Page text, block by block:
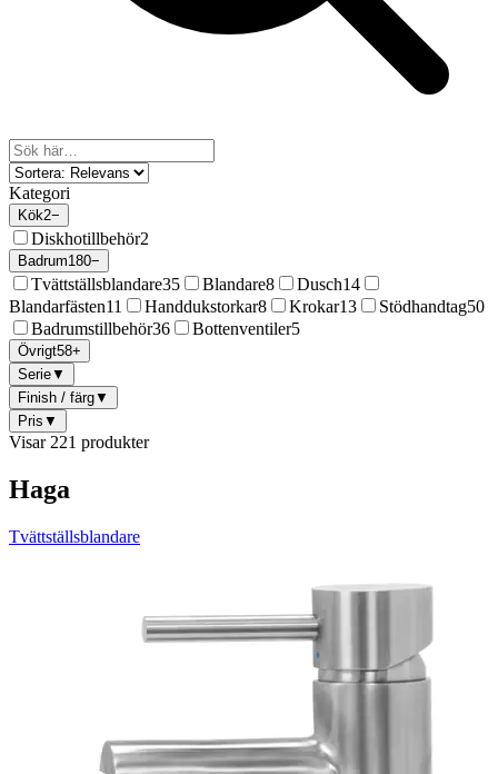
Kategori
Kök2−
Diskhotillbehör2
Badrum180−
Tvättställsblandare35 Blandare8 Dusch14
Blandarfästen11 Handdukstorkar8 Krokar13 Stödhandtag50
Badrumstillbehör36 Bottenventiler5
Övrigt58+
Serie▼
Finish / färg▼
Pris ▼
Visar 221 produkter
Haga
Tvättställsblandare